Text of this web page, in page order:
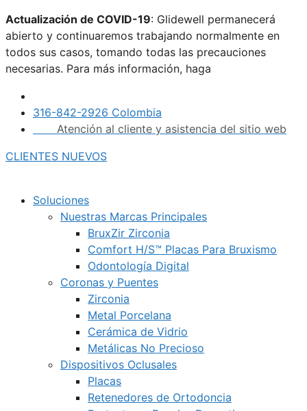
Saltar
al
contenido
Actualización de COVID-19: Glidewell permanecerá
abierto y continuaremos trabajando normalmente en
todos sus casos, tomando todas las precauciones
necesarias. Para más información, haga
316-842-2926 Colombia
Atención al cliente y asistencia del sitio web
CLIENTES NUEVOS
Soluciones
Nuestras Marcas Principales
BruxZir Zirconia
Comfort H/S™ Placas Para Bruxismo
Odontología Digital
Coronas y Puentes
Zirconia
Metal Porcelana
Cerámica de Vidrio
Metálicas No Precioso
Dispositivos Oclusales
Placas
Retenedores de Ortodoncia